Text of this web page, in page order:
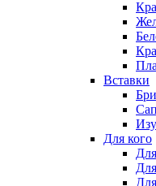
Вставки
Для кого